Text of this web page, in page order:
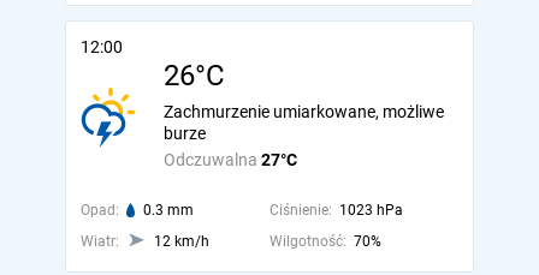
12:00
26°C
Odczuwalna 27°C
Zachmurzenie umiarkowane, możliwe
burze
Opad: 0.3 mm Ciśnienie: 1023 hPa
Wiatr:
12 km/h Wilgotność: 70%